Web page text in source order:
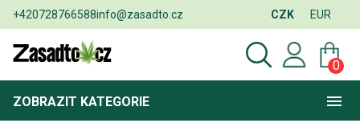
+420728766588info@zasadto.cz CZK EUR
0
ZOBRAZIT KATEGORIE